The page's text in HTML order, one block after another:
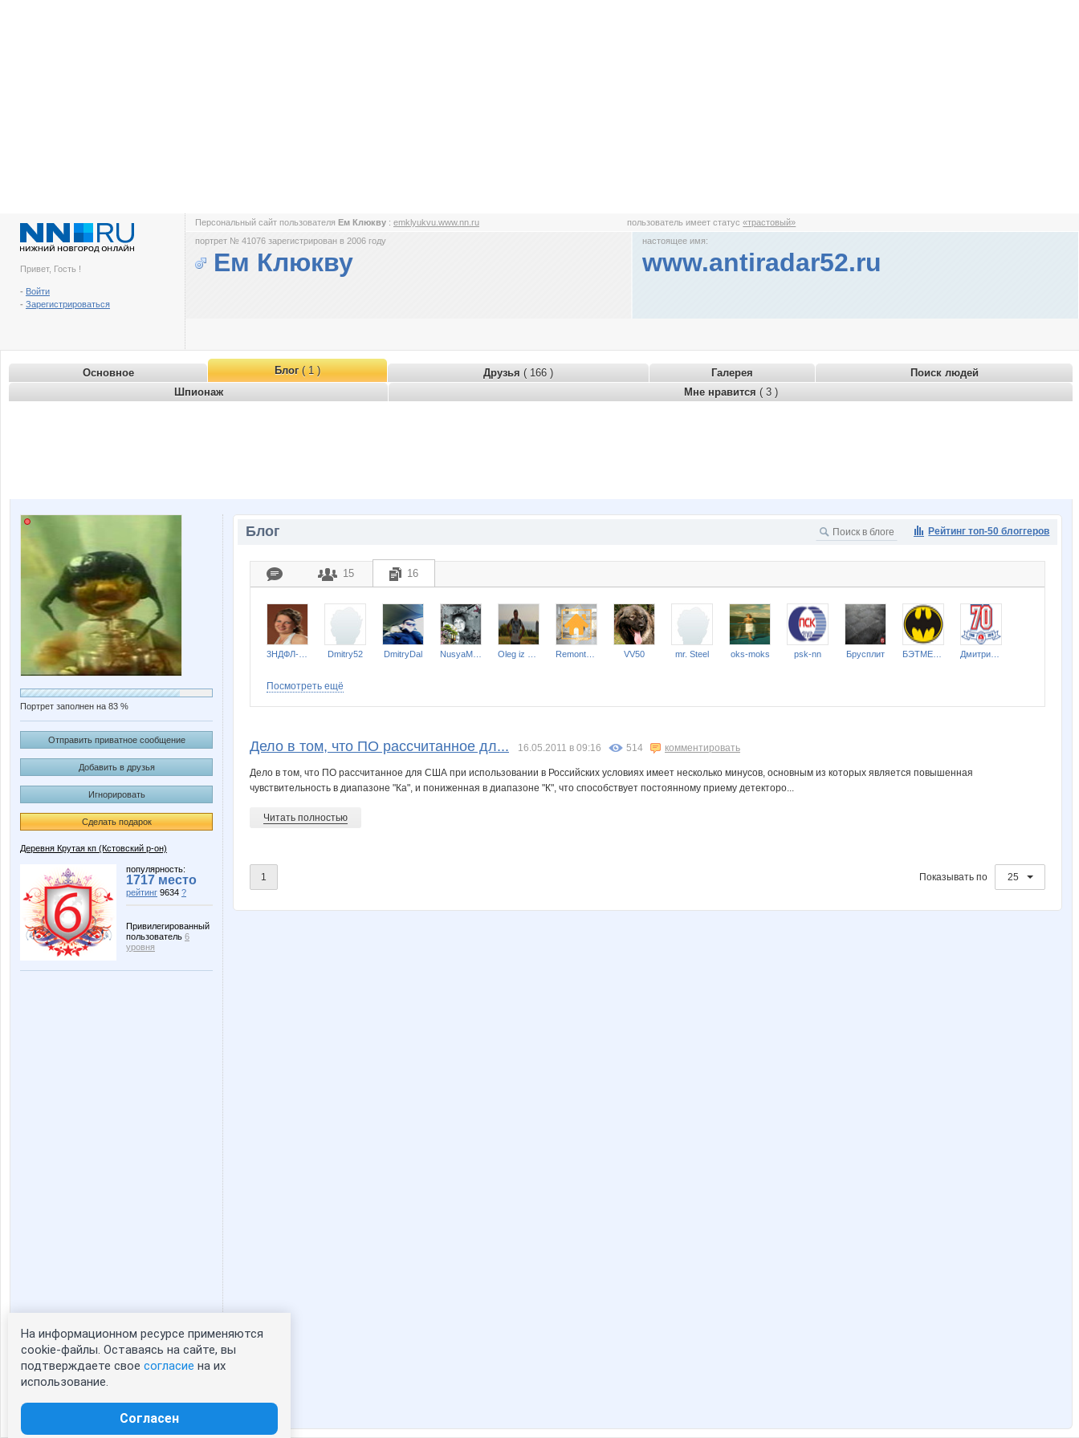
Привет, Гость !
- Войти
- Зарегистрироваться
Персональный сайт пользователя Ем Клюкву : emklyukvu.www.nn.ru пользователь имеет статус«трастовый»
портрет № 41076 зарегистрирован в 2006 году
Ем Клюкву
настоящее имя:
www.antiradar52.ru
Основное Блог( 1 ) Друзья ( 166 ) Галерея
Поиск людей
Шпионаж
Мне нравится ( 3 )
Портрет заполнен на 83 %
Отправить приватное сообщение
Добавить в друзья
Игнорировать
Сделать подарок
Деревня Крутая кп (Кстовский р-он)
популярность:
1717 место
рейтинг 9634 ?
Привилегированный
пользователь 6
уровня
Статистика портрета:
сейчас просматривают портрет - 0
зарегистрированные пользователи
Рейтинг топ-50 блоггеров
Блог
15 16
Dmitry52 DmitryDal VV50 mr. Steel oks-moks psk-nn Брусплит
Посмотреть ещё
Дело в том, что ПО рассчитанное дл... 16.05.2011 в 09:16 514 комментировать
Дело в том, что ПО рассчитанное для США при использовании в Российских условиях имеет несколько минусов, основным из которых является повышенная
чувствительность в диапазоне "Ка", и пониженная в диапазоне "К", что способствует постоянному приему детекторо...
Читать полностью
1 25
Показывать по
На информационном ресурсе применяются
cookie-файлы. Оставаясь на сайте, вы
подтверждаете свое согласие на их
использование.
Согласен